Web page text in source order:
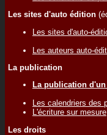
Les sites d'auto édition
Les sites d'auto-
Les auteurs auto-
La publication
La publication d'un
Les calendriers des
L'écriture sur mesure
Les droits